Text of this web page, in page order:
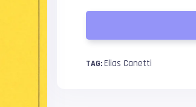
TAG:Elias Canetti